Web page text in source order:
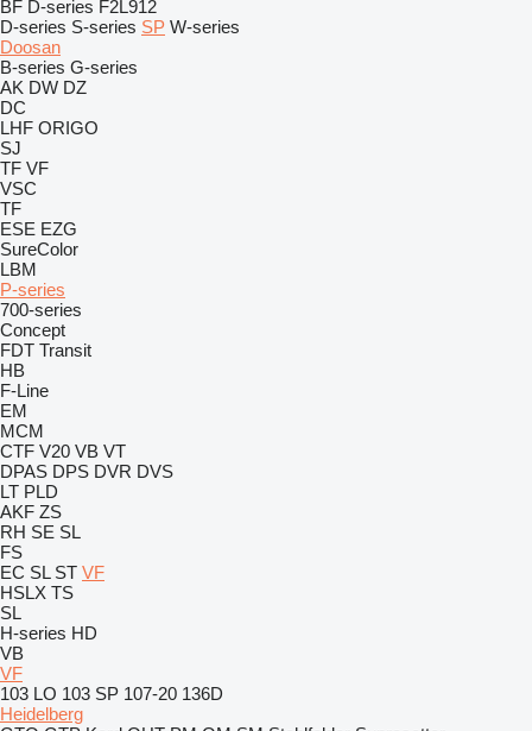
BF D-series F2L912
D-series S-series SP W-series
Doosan
B-series G-series
AK DW DZ
DC
LHF ORIGO
SJ
TF VF
VSC
TF
ESE EZG
SureColor
LBM
P-series
700-series
Concept
FDT Transit
HB
F-Line
EM
MCM
CTF V20 VB VT
DPAS DPS DVR DVS
LT PLD
AKF ZS
RH SE SL
FS
EC SL ST VF
HSLX TS
SL
H-series HD
VB
VF
103 LO 103 SP 107-20 136D
Heidelberg